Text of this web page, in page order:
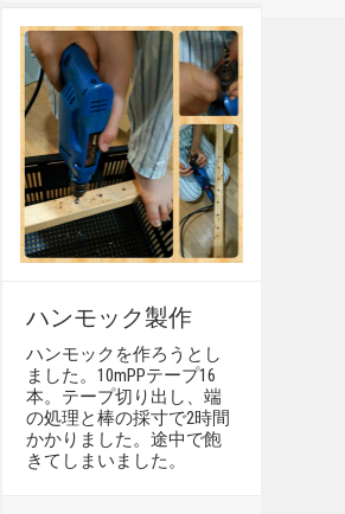
ハンモック製作
ハンモックを作ろうとし
ました。10mPPテープ16
本。テープ切り出し、端
の処理と棒の採寸で2時間
かかりました。途中で飽
きてしまいました。